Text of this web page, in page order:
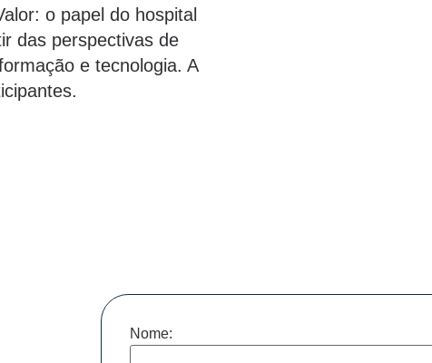
o papel do hospital
das perspectivas de
e tecnologia. A
Nome: